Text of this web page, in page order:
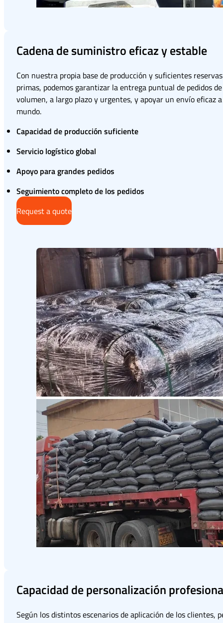
Cadena de suministro eficaz y estable
Con nuestra propia base de producción y suficientes
primas, podemos garantizar la entrega puntual de pedidos
volumen, a largo plazo y urgentes, y apoyar un envío eficaz
mundo.
Capacidad de producción suficiente
Servicio logístico global
Apoyo para grandes pedidos
Seguimiento completo de los pedidos
Request a quote
Capacidad de personalización
Según los distintos escenarios de aplicación de los clientes,